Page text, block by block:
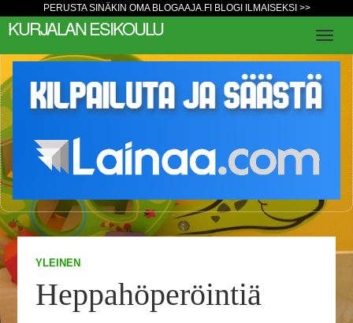
PERUSTA SINÄKIN OMA BLOGAAJA.FI BLOGI ILMAISEKSI >>
KURJALAN ESIKOULU
YLEINEN
Heppahöperöintiä